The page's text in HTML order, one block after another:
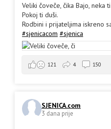
Veliki čoveče, čika Bajo, neka
Pokoj ti duši.
Rodbini i prijateljima iskreno
#sjenicacom #sjenica
121 4 150
SJENICA.com
3 dana prije